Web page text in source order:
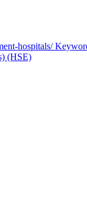
hospitals/
(HSE)